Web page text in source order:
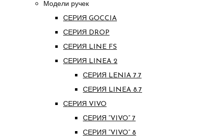
Модели ручек
СЕРИЯ GOCCIA
СЕРИЯ DROP
СЕРИЯ LINE FS
СЕРИЯ LINEA 2
СЕРИЯ LENIA 7.7
СЕРИЯ LINEA 8.7
СЕРИЯ VIVO
СЕРИЯ “VIVO” 7
СЕРИЯ “VIVO” 8